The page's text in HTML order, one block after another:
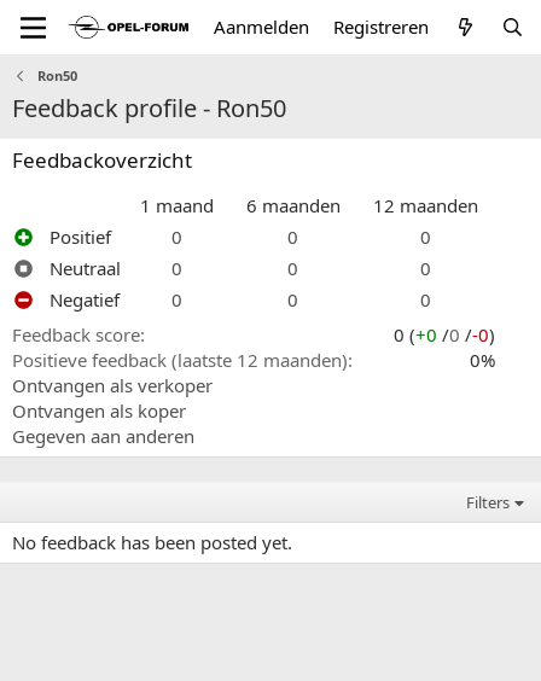
Aanmelden Registreren
Ron50
Feedback profile - Ron50
Feedbackoverzicht
1 maand 6 maanden
12 maanden
Positief
0 0
0
Neutraal
0 0
0
Negatief
0 0
0
Feedback score
0 (+0 /0 /-0)
Positieve feedback (laatste 12 maanden)
0%
Ontvangen als verkoper
Ontvangen als koper
Gegeven aan anderen
Filters
No feedback has been posted yet.